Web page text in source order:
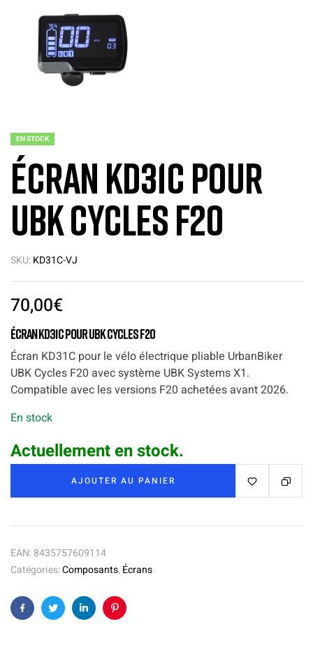
EN STOCK
Écran KD31C pour
UBK Cycles F20
SKU:KD31C-VJ
70,00€
Écran KD31C pourUBK Cycles F20
Écran KD31C pour le vélo électrique pliable UrbanBiker
UBK Cycles F20 avec système UBK Systems X1.
Compatible avec les versions F20 achetées avant 2026.
En stock
Actuellement en stock.
AJOUTER AU PANIER
EAN:8435757609114
Catégories:Composants, Écrans
FacebookTwitterLinkedinPinterest